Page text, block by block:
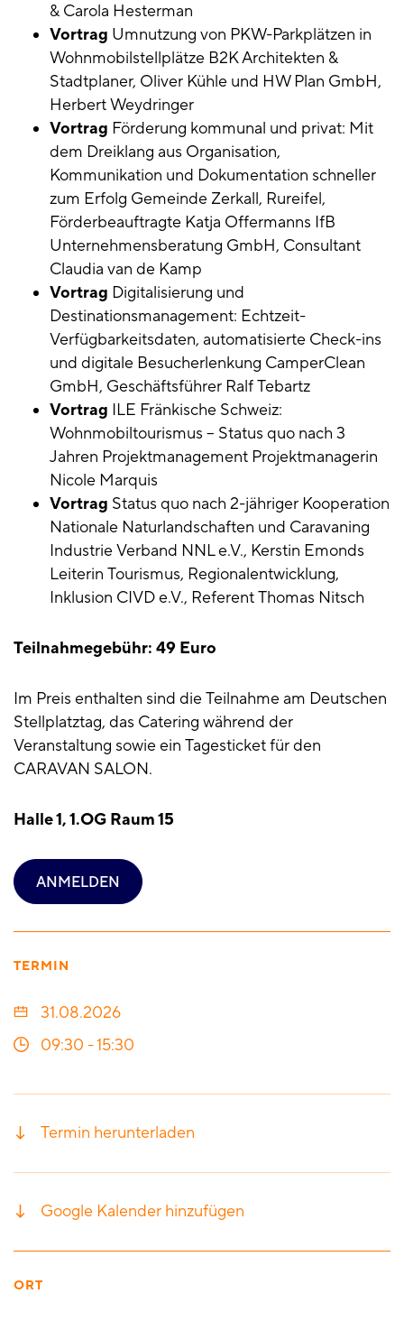
& Carola Hesterman
Vortrag Umnutzung von PKW-Parkplätzen in
Wohnmobilstellplätze B2K Architekten &
Stadtplaner, Oliver Kühle und HW Plan GmbH,
Herbert Weydringer
Vortrag Förderung kommunal und privat: Mit
dem Dreiklang aus Organisation,
Kommunikation und Dokumentation schneller
zum Erfolg Gemeinde Zerkall, Rureifel,
Förderbeauftragte Katja Offermanns IfB
Unternehmensberatung GmbH, Consultant
Claudia van de Kamp
Vortrag Digitalisierung und
Destinationsmanagement: Echtzeit-
Verfügbarkeitsdaten, automatisierte Check-ins
und digitale Besucherlenkung CamperClean
GmbH, Geschäftsführer Ralf Tebartz
Vortrag ILE Fränkische Schweiz:
Wohnmobiltourismus – Status quo nach 3
Jahren Projektmanagement Projektmanagerin
Nicole Marquis
Vortrag Status quo nach 2-jähriger Kooperation
Nationale Naturlandschaften und Caravaning
Industrie Verband NNL e.V., Kerstin Emonds
Leiterin Tourismus, Regionalentwicklung,
Inklusion CIVD e.V., Referent Thomas Nitsch
Teilnahmegebühr: 49 Euro
Im Preis enthalten sind die Teilnahme am Deutschen
Stellplatztag, das Catering während der
Veranstaltung sowie ein Tagesticket für den
CARAVAN SALON.
Halle 1, 1.OG Raum 15
ANMELDEN
TERMIN
31.08.2026
09:30 -15:30
Termin herunterladen
Google Kalender hinzufügen
ORT